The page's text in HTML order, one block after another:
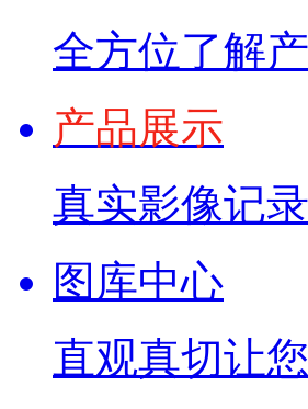
全方位了解
产品展示
真实影像记
图库中心
直观真切让